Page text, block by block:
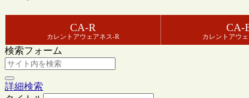
CA-R
カレントアウェアネス-R
CA-
カレントアウ
検索フォーム
詳細検索